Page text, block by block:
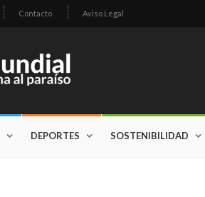
Contacto Aviso Legal
DEPORTES SOSTENIBILIDAD